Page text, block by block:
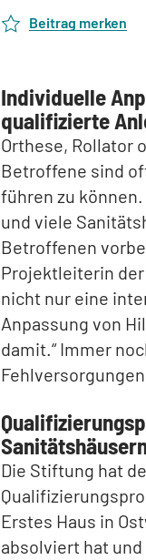
Beitrag merken
Individuelle
qualifizierte
Orthese, Rollator
Betroffene sind
führen zu
und viele
Betroffenen
Projektleiterin
nicht nur eine
Anpassung von
damit.“ Immer
Die Stiftung hat
Erstes Haus in
absolviert hat